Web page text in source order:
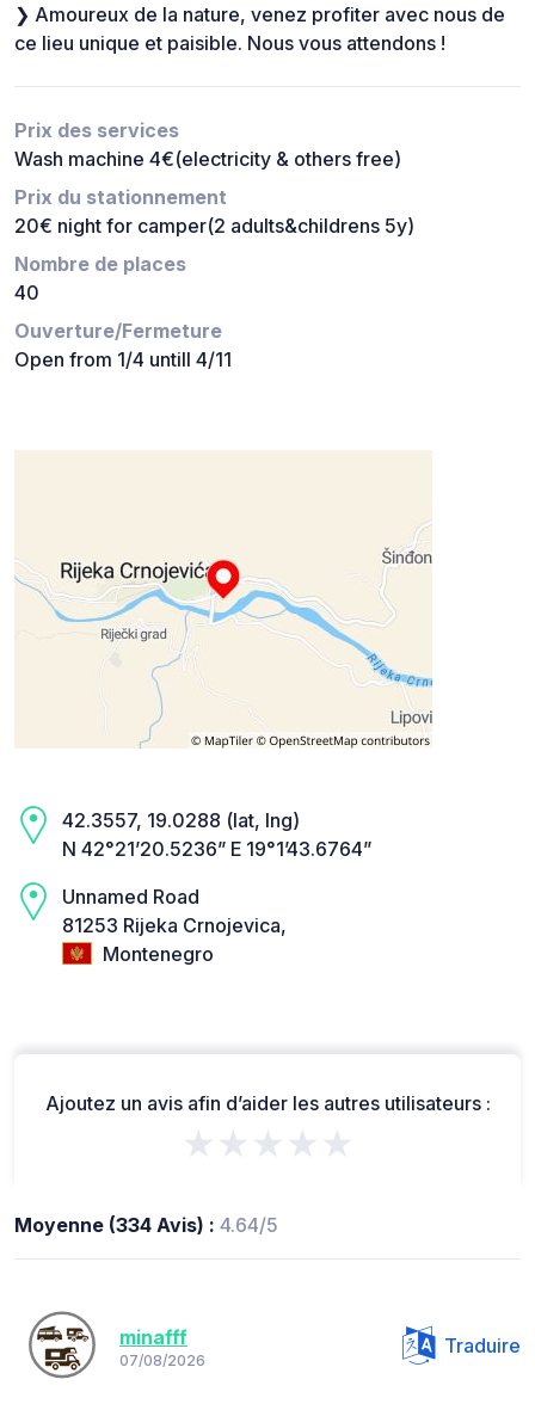
❯ Amoureux de la nature, venez profiter avec nous de
ce lieu unique et paisible. Nous vous attendons !
Prix des services
Wash machine 4€(electricity & others free)
Prix du stationnement
20€ night for camper(2 adults&childrens 5y)
Nombre de places
40
Ouverture/Fermeture
Open from 1/4 untill 4/11
42.3557, 19.0288 (lat, lng)
N 42°21’20.5236” E 19°1’43.6764”
Unnamed Road
81253 Rijeka Crnojevica,
Montenegro
Ajoutez un avis afin d’aider les autres utilisateurs :
★★★★★
Moyenne (334 Avis) : 4.64/5
minafff
07/08/2026
Traduire